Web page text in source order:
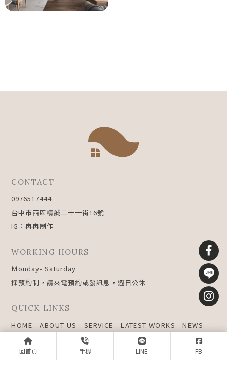
回首頁 手機 LINE FB
CONTACT
0976517444
台中市西區精誠二十一街16號
IG：冉冉制作
WORKING HOURS
Ｍonday- Saturday
採預約制，請來電預約或發訊息，週日公休
QUICK LINKS
HOME
ABOUT US SERVICE LATEST WORKS
NEWS
CONTACT
室內設計公司 台中室內設計公司 南區室內設計公司
室內設計公司推薦
台中室內設計公司推薦